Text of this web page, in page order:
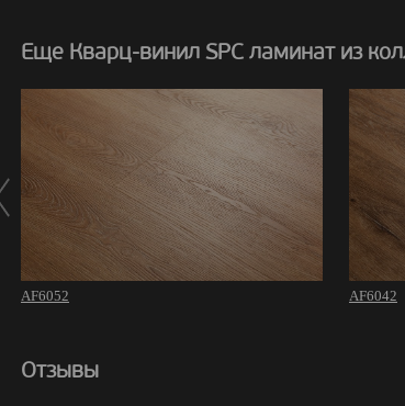
Еще Кварц-винил SPC ламинат из
AF6052 AF6042
Отзывы